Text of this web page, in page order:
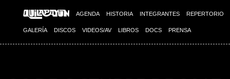
AGENDA HISTORIA INTEGRANTES REPERTORIO
GALERÍA DISCOS VIDEOS/AV LIBROS DOCS PRENSA